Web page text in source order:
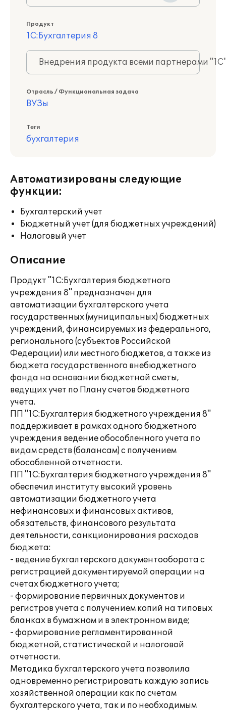
Продукт
1С:Бухгалтерия 8
Внедрения продукта всеми партнерами
Отрасль / Функциональная задача
ВУЗы
Теги
бухгалтерия
Автоматизированы следующие
функции:
Бухгалтерский учет
Бюджетный учет (для бюджетных учреждений)
Налоговый учет
Описание
Продукт "1С:Бухгалтерия бюджетного
учреждения 8" предназначен для
автоматизации бухгалтерского учета
государственных (муниципальных) бюджетных
учреждений, финансируемых из федерального,
регионального (субъектов Российской
Федерации) или местного бюджетов, а также из
бюджета государственного внебюджетного
фонда на основании бюджетной сметы,
ведущих учет по Плану счетов бюджетного
учета.
ПП "1С:Бухгалтерия бюджетного учреждения 8"
поддерживает в рамках одного бюджетного
учреждения ведение обособленного учета по
видам средств (балансам) с получением
обособленной отчетности.
ПП "1С:Бухгалтерия бюджетного учреждения 8"
обеспечил институту высокий уровень
автоматизации бюджетного учета
нефинансовых и финансовых активов,
обязательств, финансового результата
деятельности, санкционирования расходов
бюджета:
- ведение бухгалтерского документооборота с
регистрацией документируемой операции на
счетах бюджетного учета;
- формирование первичных документов и
регистров учета с получением копий на типовых
бланках в бумажном и в электронном виде;
- формирование регламентированной
бюджетной, статистической и налоговой
отчетности.
Методика бухгалтерского учета позволила
одновременно регистрировать каждую запись
хозяйственной операции как по счетам
бухгалтерского учета, так и по необходимым